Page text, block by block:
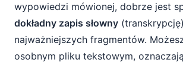
wypowiedzi mówionej, dobrze jest
dokładny zapis słowny (transkrypcję)
najważniejszych fragmentów.
osobnym pliku tekstowym,